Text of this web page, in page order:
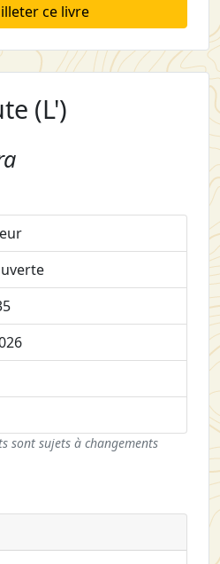
ce livre
(L')
sont sujets à changements